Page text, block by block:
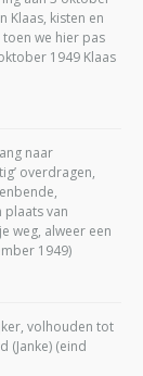
Klaas, kisten en
we hier pas
1949 Klaas
naar
overdragen,
van
weg, alweer een
1949)
volhouden tot
(Janke) (eind